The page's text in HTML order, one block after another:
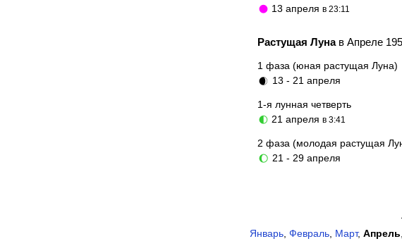
🌑 13 апреляв 23:11
Растущая Луна в Апреле
1 фаза (юная растущая Луна)
🌒 13 - 21 апреля
1-я лунная четверть
🌓 21 апреляв 3:41
2 фаза (молодая растущая
🌔 21 - 29 апреля
Январь, Февраль, Март, Апрель,